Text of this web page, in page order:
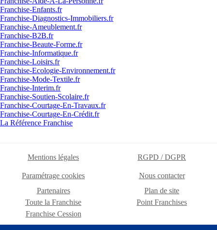
Franchise-Enfants.fr
Franchise-Diagnostics-Immobiliers.fr
Franchise-Ameublement.fr
Franchise-B2B.fr
Franchise-Beaute-Forme.fr
Franchise-Informatique.fr
Franchise-Loisirs.fr
Franchise-Ecologie-Environnement.fr
Franchise-Mode-Textile.fr
Franchise-Interim.fr
Franchise-Soutien-Scolaire.fr
Franchise-Courtage-En-Travaux.fr
Franchise-Courtage-En-Crédit.fr
La Référence Franchise
Mentions légales RGPD / DGPR
Paramétrage cookies
Nous contacter
Partenaires
Plan de site
Toute la Franchise
Point Franchises
Franchise Cession